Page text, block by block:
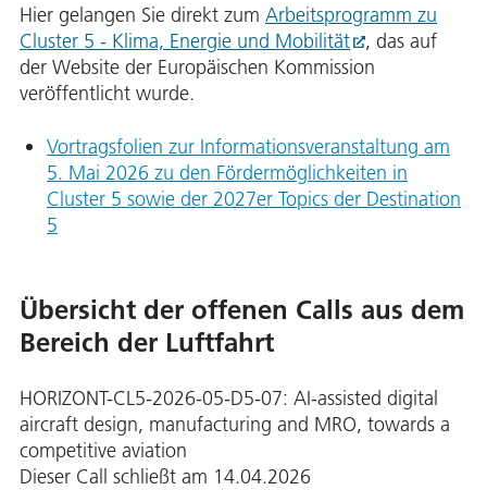
Hier gelangen Sie direkt zum Arbeitsprogramm zu
Cluster 5 - Klima, Energie und Mobilität
, das auf
der Website der Europäischen Kommission
veröffentlicht wurde.
Vortragsfolien zur Informationsveranstaltung am
5. Mai 2026 zu den Fördermöglichkeiten in
Cluster 5 sowie der 2027er Topics der Destination
5
Übersicht der offenen Calls aus dem
Bereich der Luftfahrt
HORIZONT-CL5-2026-05-D5-07: AI-assisted digital
aircraft design, manufacturing and MRO, towards a
competitive aviation
Dieser Call schließt am 14.04.2026